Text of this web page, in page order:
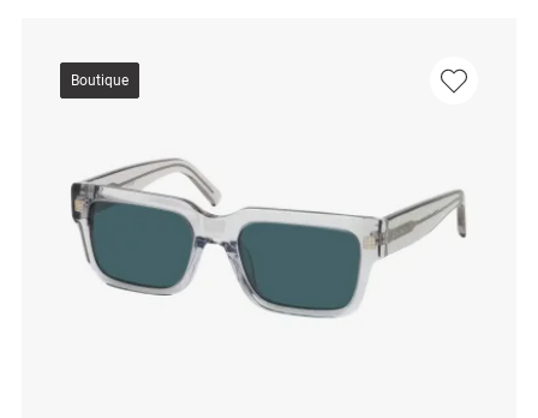
Boutique